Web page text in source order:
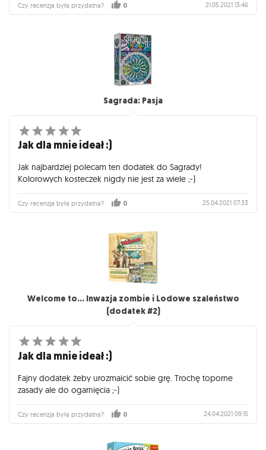
Czy recenzja była przydatna? 0 21.05.2021 13:46
Sagrada: Pasja
Jak dla mnie ideał :)
Jak najbardziej polecam ten dodatek do Sagrady!
Kolorowych kosteczek nigdy nie jest za wiele ;-)
Czy recenzja była przydatna? 0 25.04.2021 07:33
Welcome to... Inwazja zombie i Lodowe szaleństwo
(dodatek #2)
Jak dla mnie ideał :)
Fajny dodatek żeby urozmaicić sobie grę. Trochę toporne
zasady ale do ogarnięcia ;-)
Czy recenzja była przydatna? 0 24.04.2021 09:15